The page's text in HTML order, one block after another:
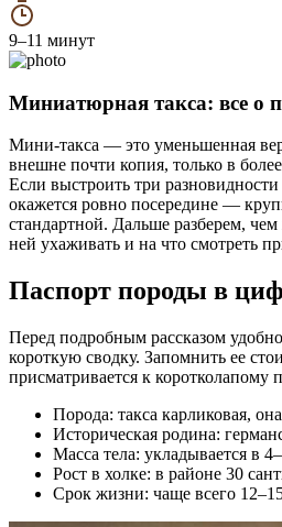
9–11 минут
Миниатюрная такса: все о
Мини-такса — это уменьшенная
внешне почти копия, только в
Если выстроить три разновидности
окажется ровно посередине —
стандартной. Дальше разберем, чем
ней ухаживать и на что смотреть
Паспорт породы в
Перед подробным рассказом
короткую сводку. Запомнить ее
присматривается к коротколапому
Порода: такса карликовая,
Историческая родина:
Масса тела: укладывается в
Рост в холке: в районе 30
Срок жизни: чаще всего